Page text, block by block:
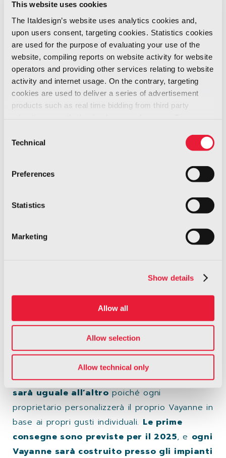
This website uses cookies
The Italdesign’s website uses analytics cookies and,
upon users consent, targeting cookies. Statistics cookies
are used for the purpose of evaluating your use of the
website, compiling reports on website activity for website
operators and providing other services relating to website
activity and internet usage. On the contrary, targeting
cookies are used to deliver a series of advertisement
products such as real time bidding from third party
Selection
Technical
Preferences
Statistics
Marketing
Show details
Allow all
Allow selection
Allow technical only
8, Stand No. D30.
Successivamente, a pochi mesi dal debutto
mondiale di New York, DEUS e Vayanne
faranno ritorno in America.
Offrendo prestazioni da hypercar equalità
che non sono normalmente associate ai
elevato livello di lusso e comfort, spazio di
usabilità quotidiana, gli appassionati e i
opportunità di vedere il Vayanne di
quelle caratteristiche che lo rendono unico
Vayanne sarà esposto
Concours d’Elegance, tra lo splendore di uno
degli eventi più significativi che presenta molti
dei veicoli storicamente più rilevanti e da
collezione al mondo.
DEUS produrràsolo 99 esemplari, enessuno
sarà uguale all’altro poiché ogni
proprietario personalizzerà il proprio Vayanne in
base ai propri gusti individuali. Le prime
consegne sono previste per il 2025, e ogni
Vayanne sarà costruito presso gli impianti